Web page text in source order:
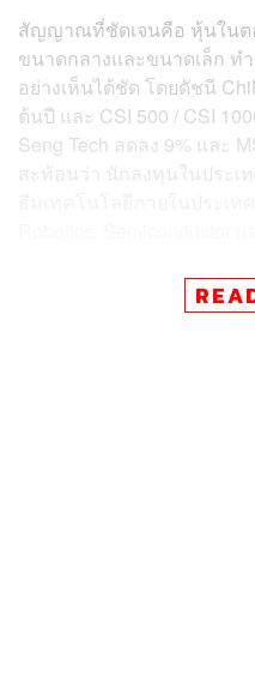
สัญญาณที่ชัดเจนคือ หุ้นในต
ขนาดกลางและขนาดเล็ก ท
อย่างเห็นได้ชัด โดยดัชนี
ต้นปี และ CSI 500 / CSI
Seng Tech ลดลง 9% และ
สะท้อนว่า นักลงทุนในประ
จุดสำคัญคือ การลงทุนในเ
รอบก่อนที่หุ้น Internet